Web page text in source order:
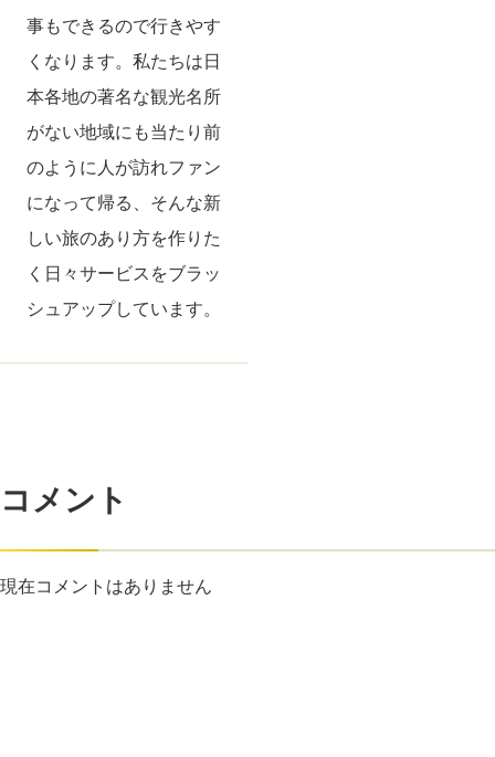
事もできるので行きやす
くなります。私たちは日
本各地の著名な観光名所
がない地域にも当たり前
のように人が訪れファン
になって帰る、そんな新
しい旅のあり方を作りた
く日々サービスをブラッ
シュアップしています。
コメント
現在コメントはありません